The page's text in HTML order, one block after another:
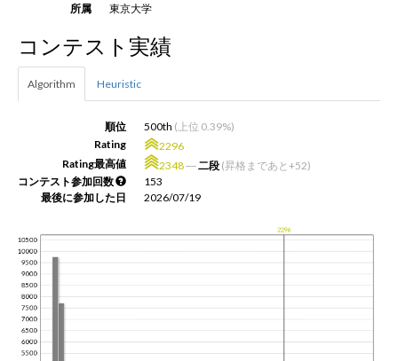
所属
東京大学
コンテスト実績
Algorithm Heuristic
順位 500th (上位 0.39%)
Rating
2296
Rating最高値
2348―二段 (昇格まであと+52)
コンテスト参加回数
153
最後に参加した日
2026/07/19